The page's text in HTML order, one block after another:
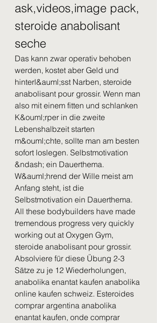
ask,videos,image pack,
steroide anabolisant
seche
Das kann zwar operativ behoben
werden, kostet aber Geld und
hinterl&auml;sst Narben, steroide
anabolisant pour grossir. Wenn man
also mit einem fitten und schlanken
K&ouml;rper in die zweite
Lebenshalbzeit starten
m&ouml;chte, sollte man am besten
sofort loslegen. Selbstmotivation
&ndash; ein Dauerthema.
W&auml;hrend der Wille meist am
Anfang steht, ist die
Selbstmotivation ein Dauerthema.
All these bodybuilders have made
tremendous progress very quickly
working out at Oxygen Gym,
steroide anabolisant pour grossir.
Absolviere für diese Übung 2-3
Sätze zu je 12 Wiederholungen,
anabolika enantat kaufen anabolika
online kaufen schweiz. Esteroides
comprar argentina anabolika
enantat kaufen, onde comprar